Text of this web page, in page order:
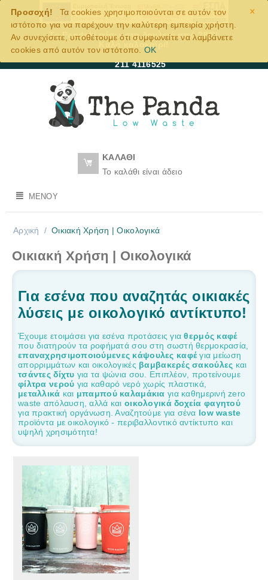
×
Προσοχή!
Τα cookies χρησιμοποιούνται σε αυτόν τον
ιστότοπο για να παρέχουν την καλύτερη εμπειρία χρήστη.
Αν συνεχίσετε, υποθέτουμε ότι συμφωνείτε να λαμβάνετε
cookies από αυτόν τον ιστότοπο. OK
Το Pandaki πίσω στη δουλειά από 28/8!
Καλό καλοκαίρι!
211 4116525
ΚΑΛΆΘΙ
Το καλάθι είναι άδειο
ΜΕΝΟΎ
Αρχική / Οικιακή Χρήση | Oικολογικά
Οικιακή Χρήση | Oικολογικά
Για εσένα που αναζητάς οικιακές
λύσεις με οικολογικό αντίκτυπο!
Έχουμε ετοιμάσει για εσένα προτάσεις γιαθερμός καφέ
που διατηρούν τα ροφήματά σου στη σωστή θερμοκρασία,
επαναχρησιμοποιούμενες κάψουλες καφέ για μείωση
απορριμμάτων και οικολογικές βαμβακερές σακούλες και
τσάντες δίχτυ για τα ψώνια σου. Επιπλέον, προτείνουμε
φίλτρα νερού για καθαρό νερό χωρίς πλαστικά,
μεταλλικά και μπαμπού καλαμάκια για καθημερινή zero
waste απόλαυση, αλλά και οικολογικά δοχεία φαγητού
για πρακτική οργάνωση. Αναζητούμε για σένα low waste
προϊόντα με οικολογικό - περιβαλλοντικό αντίκτυπο και
υψηλή χρησιμότητα!